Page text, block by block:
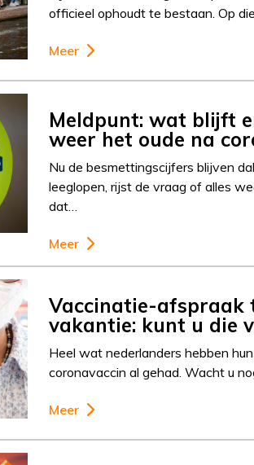
officieel ophoudt te bestaan. Op
Meer
Meldpunt: wat blijft
weer het oude na
Nu de besmettingscijfers blijven
leeglopen, rijst de vraag of alles
dat…
Meer
Vaccinatie-afspraak
vakantie: kunt u die
Heel wat nederlanders hebben
coronavaccin al gehad. Wacht u
Meer